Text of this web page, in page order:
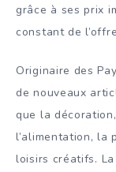
grâce à ses prix
constant de
Originaire des
de nouveaux
que la
l’alimentation, la
loisirs créatifs.